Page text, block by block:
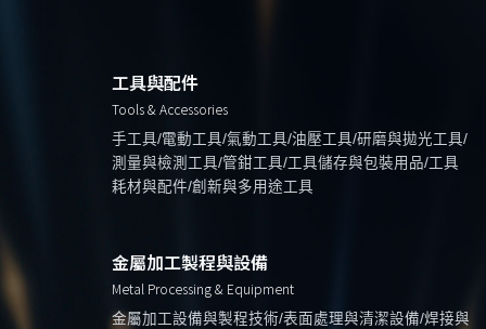
工具與配件
Tools & Accessories
手工具/電動工具/氣動工具/油壓工具/研磨與拋光工具/
測量與檢測工具/管鉗工具/工具儲存與包裝用品/工具
耗材與配件/創新與多用途工具
金屬加工製程與設備
Metal Processing & Equipment
金屬加工設備與製程技術/表面處理與清潔設備/焊接與